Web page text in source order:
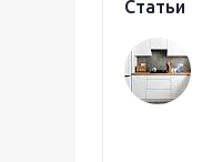
Статьи